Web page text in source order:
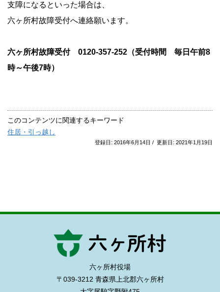
支障になるといった場合は、
六ヶ所村故障受付へ連絡願います。
六ヶ所村故障受付 0120-357-252（受付時間 毎日午前8
時～午後7時）
このコンテンツに関連するキーワード
住居・引っ越し
登録日: 2016年6月14日 / 更新日: 2021年1月19日
六ヶ所村役場
〒039-3212 青森県上北郡六ヶ所村